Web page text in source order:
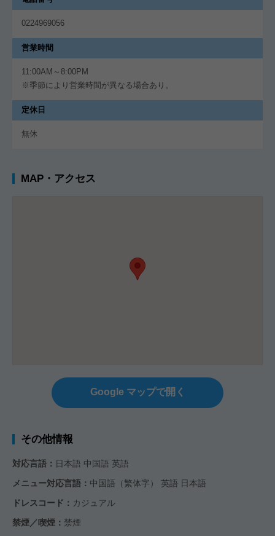
0224969056
営業時間
11:00AM～8:00PM
※季節により営業時間が異なる場合あり。
定休日
無休
MAP・アクセス
Google マップで開く
その他情報
対応言語： 日本語 中国語 英語
メニュー対応言語： 中国語（繁体字） 英語 日本語
ドレスコード： カジュアル
禁煙／喫煙： 禁煙